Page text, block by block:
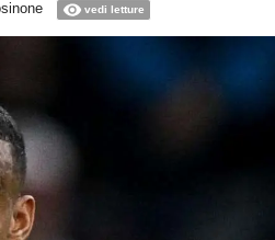
vedi letture